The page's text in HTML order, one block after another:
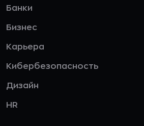
Банки
Бизнес
Карьера
Кибербезопасность
Дизайн
HR